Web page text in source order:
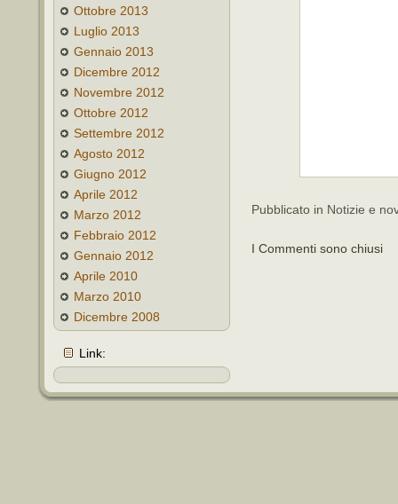
Ottobre 2013
Luglio 2013
Gennaio 2013
Dicembre 2012
Novembre 2012
Ottobre 2012
Settembre 2012
Agosto 2012
Giugno 2012
Aprile 2012
Marzo 2012
Febbraio 2012
Gennaio 2012
Aprile 2010
Marzo 2010
Dicembre 2008
Link:
Pubblicato in Notizie e
I Commenti sono chiusi